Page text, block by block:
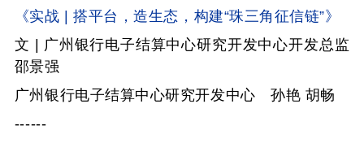
《实战 |搭平台，造生态，构建“珠三角征信链”》
文
广州银行电子结算中心研究开发中心开发总监
邵景强
广州银行电子结算中心研究开发中心 孙艳 胡畅
------